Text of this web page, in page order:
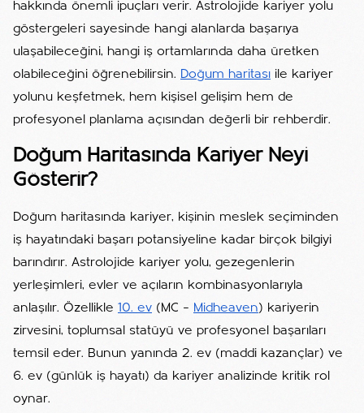
hakkında önemli ipuçları verir. Astrolojide kariyer yolu
göstergeleri sayesinde hangi alanlarda başarıya
ulaşabileceğini, hangi iş ortamlarında daha üretken
olabileceğini öğrenebilirsin. Doğum haritası ile kariyer
yolunu keşfetmek, hem kişisel gelişim hem de
profesyonel planlama açısından değerli bir rehberdir.
Doğum Haritasında Kariyer Neyi
Gösterir?
Doğum haritasında kariyer, kişinin meslek seçiminden
iş hayatındaki başarı potansiyeline kadar birçok bilgiyi
barındırır. Astrolojide kariyer yolu, gezegenlerin
yerleşimleri, evler ve açıların kombinasyonlarıyla
anlaşılır. Özellikle 10. ev (MC – Midheaven) kariyerin
zirvesini, toplumsal statüyü ve profesyonel başarıları
temsil eder. Bunun yanında 2. ev (maddi kazançlar) ve
6. ev (günlük iş hayatı) da kariyer analizinde kritik rol
oynar.